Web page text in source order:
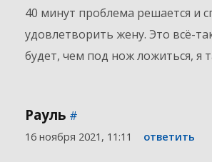
40 минут проблема решается и
удовлетворить жену. Это всё-
будет, чем под нож ложиться, я
Рауль #
16 ноября 2021, 11:11 ответить